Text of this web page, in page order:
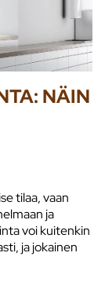
NÄIN
tilaa, vaan
ja
voi kuitenkin
ja jokainen